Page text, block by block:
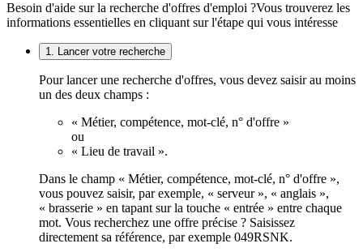
Besoin d'aide sur la recherche d'offres d'emploi ?Vous trouverez les
informations essentielles en cliquant sur l'étape qui vous intéresse
1. Lancer votre recherche
Pour lancer une recherche d'offres, vous devez saisir au moins
un des deux champs :
« Métier, compétence, mot-clé, n° d'offre »
ou
« Lieu de travail ».
Dans le champ « Métier, compétence, mot-clé, n° d'offre »,
vous pouvez saisir, par exemple, « serveur », « anglais »,
« brasserie » en tapant sur la touche « entrée » entre chaque
mot. Vous recherchez une offre précise ? Saisissez
directement sa référence, par exemple 049RSNK.